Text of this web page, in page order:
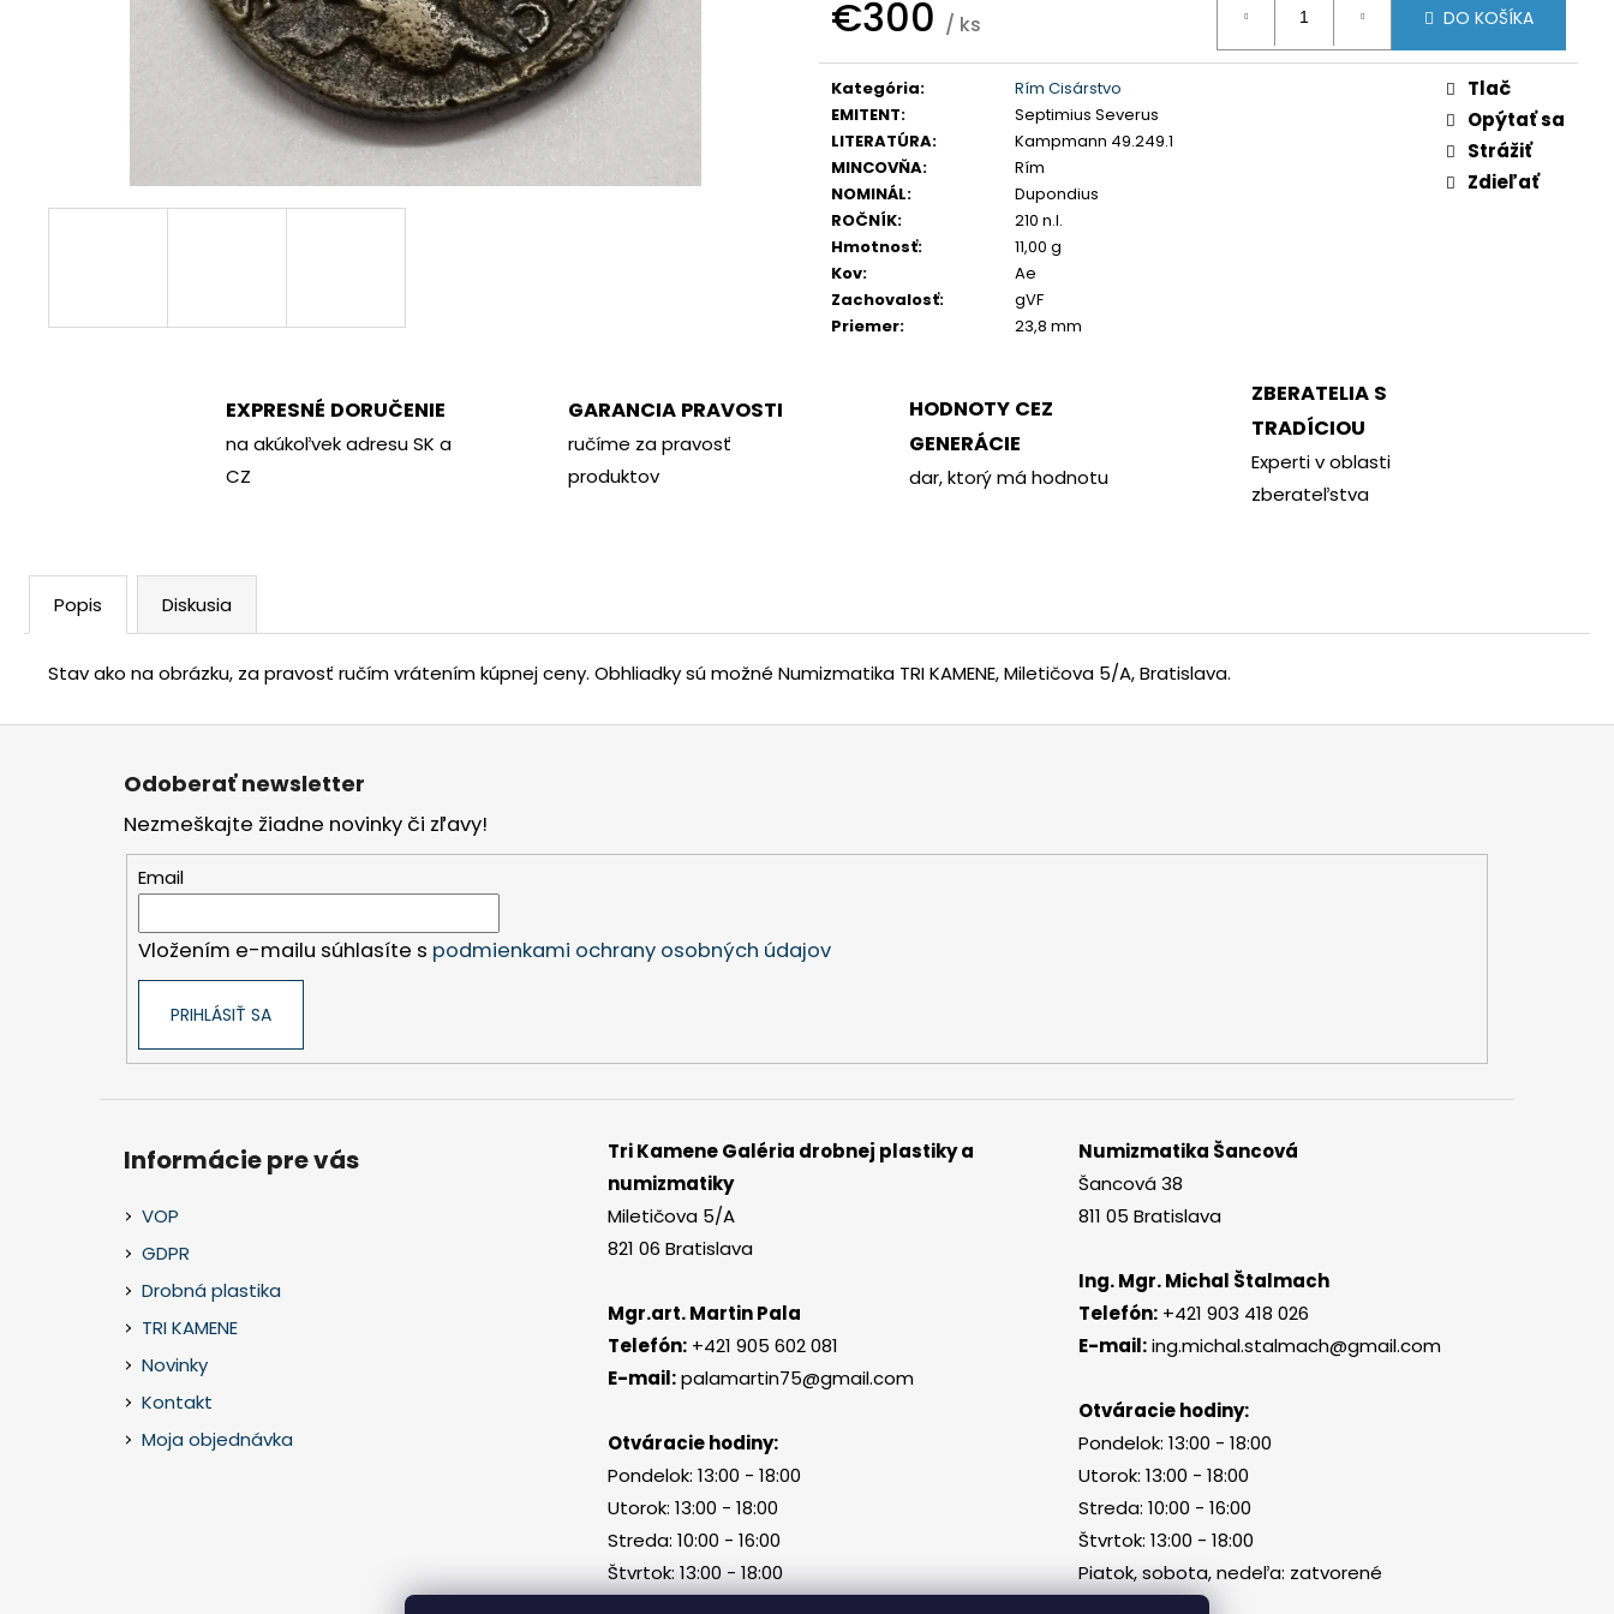
€300 / ks
cena:
DO KOŠÍKA
Kategória:
Rím Cisárstvo
EMITENT:
Septimius Severus
LITERATÚRA:
Kampmann 49.249.1
MINCOVŇA:
Rím
NOMINÁL:
Dupondius
ROČNÍK:
210 n.l.
Hmotnosť:
11,00 g
Kov:
Ae
Zachovalosť:
gVF
Priemer: 23,8 mm
Tlač
Opýtať sa
Strážiť
Zdieľať
EXPRESNÉ DORUČENIE
na akúkoľvek adresu SK a
CZ
GARANCIA PRAVOSTI
ručíme za pravosť
produktov
HODNOTY CEZ
GENERÁCIE
dar, ktorý má hodnotu
ZBERATELIA S
TRADÍCIOU
Experti v oblasti
zberateľstva
Popis Diskusia
Stav ako na obrázku, za pravosť ručím vrátením kúpnej ceny. Obhliadky sú možné Numizmatika TRI KAMENE, Miletičova 5/A, Bratislava.
€350
€400
Z
Odoberať newsletter
Nezmeškajte žiadne novinky či zľavy!
Email
Vložením e-mailu súhlasíte s podmienkami ochrany osobných údajov
PRIHLÁSIŤ SA
Informácie pre vás
VOP
GDPR
Drobná plastika
TRI KAMENE
Novinky
Kontakt
Moja objednávka
Tri Kamene Galéria drobnej plastiky a
numizmatiky
Miletičova 5/A
821 06 Bratislava
Mgr.art. Martin Pala
Telefón: +421 905 602 081
E-mail: palamartin75@gmail.com
Otváracie hodiny:
Pondelok: 13:00 - 18:00
Utorok: 13:00 - 18:00
Streda: 10:00 - 16:00
Štvrtok: 13:00 - 18:00
Numizmatika Šancová
Šancová 38
811 05 Bratislava
Ing. Mgr. Michal Štalmach
Telefón: +421 903 418 026
E-mail: ing.michal.stalmach@gmail.com
Otváracie hodiny:
Pondelok: 13:00 - 18:00
Utorok: 13:00 - 18:00
Streda: 10:00 - 16:00
Štvrtok: 13:00 - 18:00
Piatok, sobota, nedeľa: zatvorené